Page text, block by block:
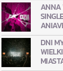
ANNA
DNI